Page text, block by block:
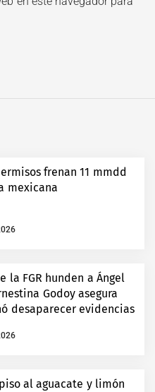
frenan 11 mmdd
mexicana
la FGR hunden a Ángel
Godoy asegura
desaparecer evidencias
al aguacate y limón